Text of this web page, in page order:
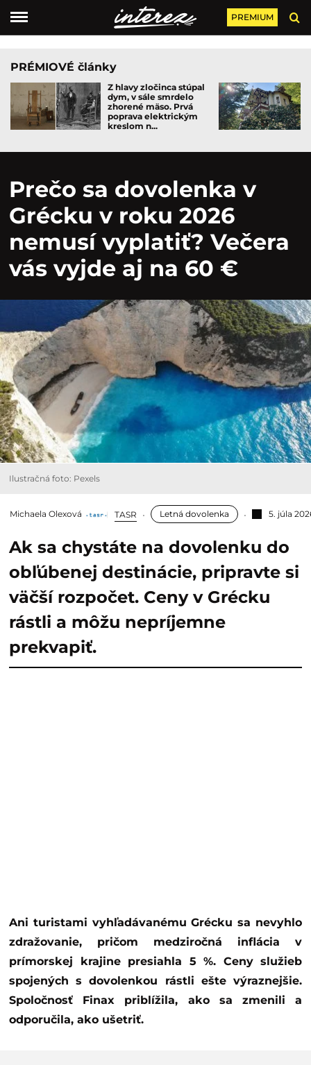
PREMIUM
PRÉMIOVÉ články
Z hlavy zločinca stúpal
dym, v sále smrdelo
zhorené mäso. Prvá
poprava elektrickým
kreslom n...
Prečo sa dovolenka v
Grécku v roku 2026
nemusí vyplatiť? Večera
vás vyjde aj na 60 €
Ilustračná foto: Pexels
Michaela Olexová TASR Letná dovolenka 5. júla
Ak sa chystáte na dovolenku do
obľúbenej destinácie, pripravte si
väčší rozpočet. Ceny v Grécku
rástli a môžu nepríjemne
prekvapiť.
Ani turistami vyhľadávanému Grécku sa nevyhlo
zdražovanie, pričom medziročná inflácia v
prímorskej krajine presiahla 5 %. Ceny služieb
spojených s dovolenkou rástli ešte výraznejšie.
Spoločnosť Finax priblížila, ako sa zmenili a
odporučila, ako ušetriť.